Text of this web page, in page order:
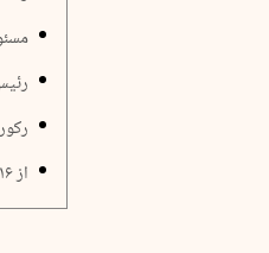
مسئول
از ۱۶ آذر موج بارشی وارد تهران می‌شود